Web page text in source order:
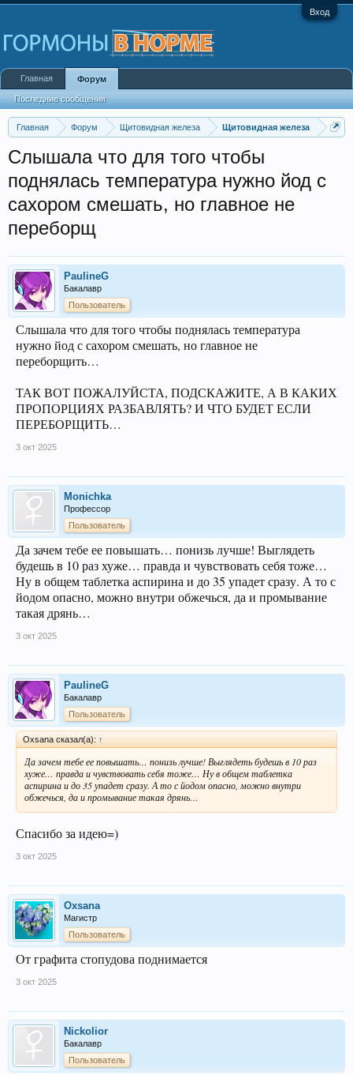
Вход
Главная Форум Щитовидная железа Щитовидная железа
Слышала что для того чтобы
поднялась температура нужно йод с
сахором смешать, но главное не
переборщ
PaulineG
Бакалавр
Пользователь
Слышала что для того чтобы поднялась температура
нужно йод с сахором смешать, но главное не
переборщить…
ТАК ВОТ ПОЖАЛУЙСТА, ПОДСКАЖИТЕ, А В КАКИХ
ПРОПОРЦИЯХ РАЗБАВЛЯТЬ? И ЧТО БУДЕТ ЕСЛИ
ПЕРЕБОРЩИТЬ…
3 окт 2025
Monichka
Профессор
Пользователь
Да зачем тебе ее повышать… понизь лучше! Выглядеть
будешь в 10 раз хуже… правда и чувствовать себя тоже…
Ну в общем таблетка аспирина и до 35 упадет сразу. А то с
йодом опасно, можно внутри обжечься, да и промывание
такая дрянь…
3 окт 2025
PaulineG
Бакалавр
Пользователь
Oxsana сказал(а): ↑
Да зачем тебе ее повышать… понизь лучше! Выглядеть будешь в 10 раз
хуже… правда и чувствовать себя тоже… Ну в общем таблетка
аспирина и до 35 упадет сразу. А то с йодом опасно, можно внутри
обжечься, да и промывание такая дрянь…
Спасибо за идею=)
3 окт 2025
Oxsana
Магистр
Пользователь
От графита стопудова поднимается
3 окт 2025
Nickolior
Бакалавр
Пользователь
Главная Форум
Последние сообщения